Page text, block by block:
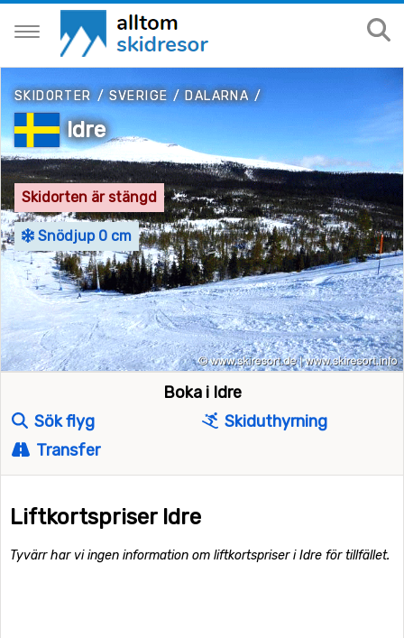
SKIDORTER/SVERIGE /DALARNA/
Idre
Skidorten är stängd
Snödjup 0 cm
Boka i Idre
Sök flyg
Skiduthyrning
Transfer
Liftkortspriser Idre
Tyvärr har vi ingen information om liftkortspriser i Idre för tillfället.